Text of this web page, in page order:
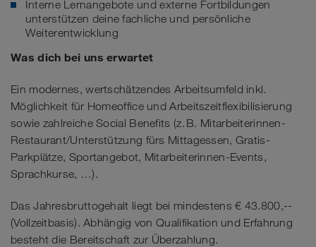
Interne Lernangebote und externe Fortbildungen
unterstützen deine fachliche und persönliche
Weiterentwicklung
Was dich bei uns erwartet
Ein modernes, wertschätzendes Arbeitsumfeld inkl.
Möglichkeit für Homeoffice und Arbeitszeitflexibilisierung
sowie zahlreiche Social Benefits (z. B. Mitarbeiterinnen-
Restaurant/Unterstützung fürs Mittagessen, Gratis-
Parkplätze, Sportangebot, Mitarbeiterinnen-Events,
Sprachkurse, …).
Das Jahresbruttogehalt liegt bei mindestens € 43.800,--
(Vollzeitbasis). Abhängig von Qualifikation und Erfahrung
besteht die Bereitschaft zur Überzahlung.